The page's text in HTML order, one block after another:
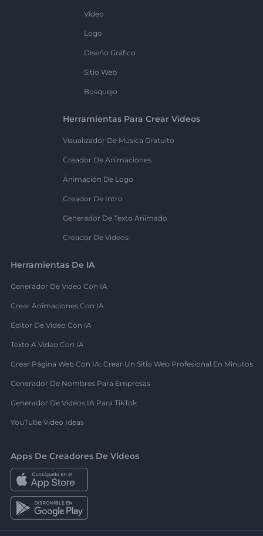
Vídeo
Logo
Diseño Gráfico
Sitio Web
Bosquejo
Herramientas Para Crear Videos
Visualizador De Música Gratuito
Creador De Animaciones
Animación De Logo
Creador De Intro
Generador De Texto Animado
Creador De Videos
Herramientas De IA
Generador De Video Con IA
Crear Animaciones Con IA
Editor De Video Con IA
Texto A Video Con IA
Crear Página Web Con IA: Crear Un Sitio Web Profesional En Minutos
Generador De Nombres Para Empresas
Generador De Videos IA Para TikTok
YouTube Video Ideas
Apps De Creadores De Videos